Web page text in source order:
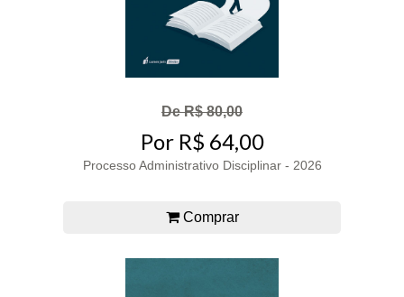
De R$ 80,00
Por R$ 64,00
Processo Administrativo Disciplinar - 2026
Comprar